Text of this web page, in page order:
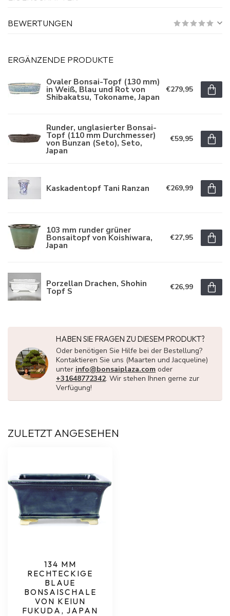
BEWERTUNGEN
ERGÄNZENDE PRODUKTE
Ovaler Bonsai-Topf (130 mm)
in Weiß, Blau und Rot von
Shibakatsu, Tokoname, Japan
€279,95
Runder, unglasierter Bonsai-
Topf (110 mm Durchmesser)
von Bunzan (Seto), Seto,
Japan
€59,95
Kaskadentopf Tani Ranzan €269,99
103 mm runder grüner
Bonsaitopf von Koishiwara,
Japan
€27,95
Porzellan Drachen, Shohin
Topf S €26,99
HABEN SIE FRAGEN ZU DIESEM PRODUKT?
Oder benötigen Sie Hilfe bei der Bestellung?
Kontaktieren Sie uns (Maarten und Jacqueline)
unter info@bonsaiplaza.com oder
+31648772342. Wir stehen Ihnen gerne zur
Verfügung!
ZULETZT ANGESEHEN
134 MM
RECHTECKIGE
BLAUE
BONSAISCHALE
VON KEIUN
FUKUDA, JAPAN